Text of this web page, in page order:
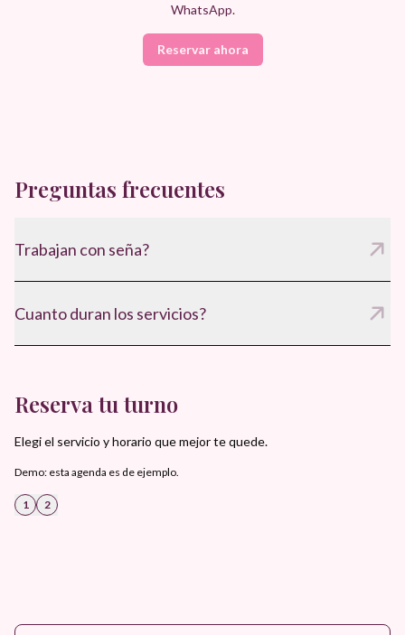
WhatsApp.
Reservar ahora
Preguntas frecuentes
Trabajan con seña?
Cuanto duran los servicios?
Reserva tu turno
Elegi el servicio y horario que mejor te quede.
Demo: esta agenda es de ejemplo.
1 2